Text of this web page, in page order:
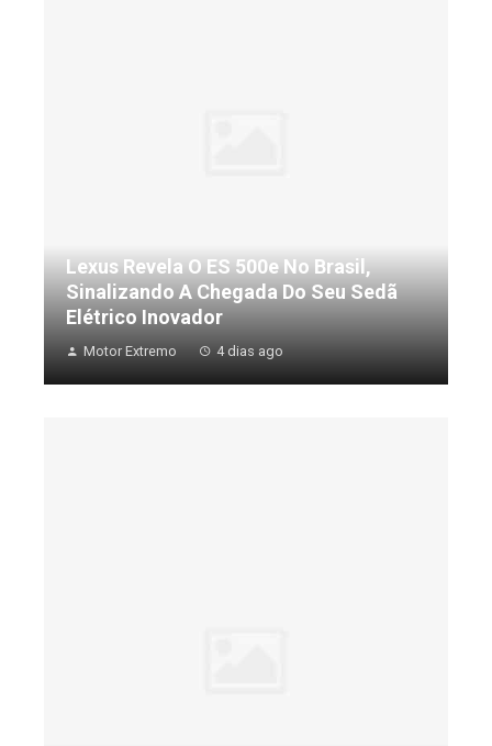
Lexus Revela O ES 500e No Brasil,
Sinalizando A Chegada Do Seu Sedã
Elétrico Inovador
Motor Extremo 4 dias ago